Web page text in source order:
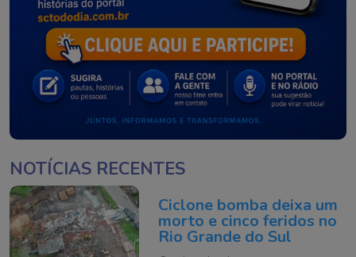
NOTÍCIAS RECENTES
Ciclone bomba deixa um
morto e cinco feridos no
Rio Grande do Sul